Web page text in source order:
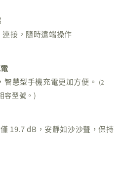
連接，隨時遠端操作
慧型手機充電更加方便。 (2
容型號。)
19.7 dB，安靜如沙沙聲，保持